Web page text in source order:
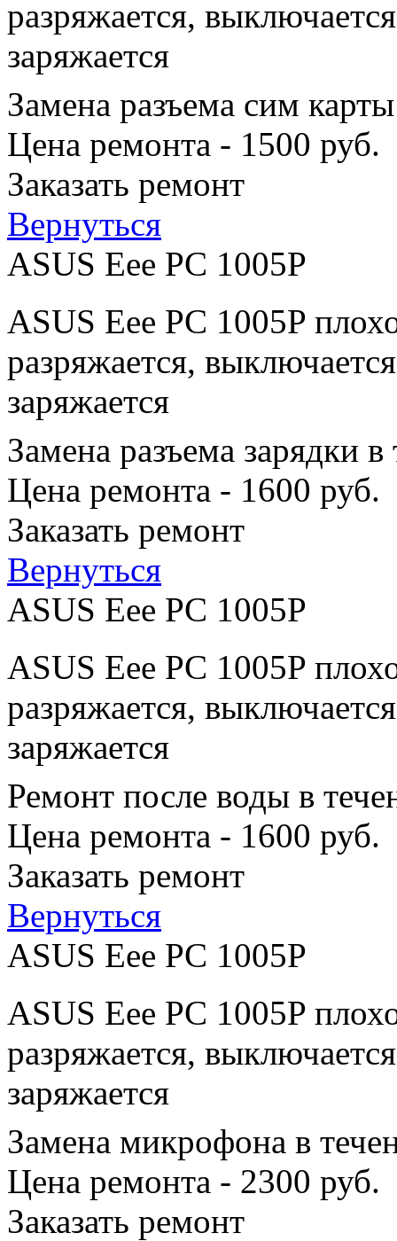
разряжается,
заряжается
Замена разъема сим
Цена ремонта - 1500 руб.
Заказать ремонт
Вернуться
ASUS Eee PC 1005P
ASUS Eee PC 1005P
разряжается,
заряжается
Замена разъема зарядки
Цена ремонта - 1600 руб.
Заказать ремонт
Вернуться
ASUS Eee PC 1005P
ASUS Eee PC 1005P
разряжается,
заряжается
Ремонт после воды в
Цена ремонта - 1600 руб.
Заказать ремонт
Вернуться
ASUS Eee PC 1005P
ASUS Eee PC 1005P
разряжается,
заряжается
Замена микрофона в
Цена ремонта - 2300 руб.
Заказать ремонт